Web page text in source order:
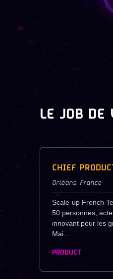
LE JOB DE
Orléans, France
Scale-up French
50 personnes,
innovant pour les
Mai...
PRODUCT